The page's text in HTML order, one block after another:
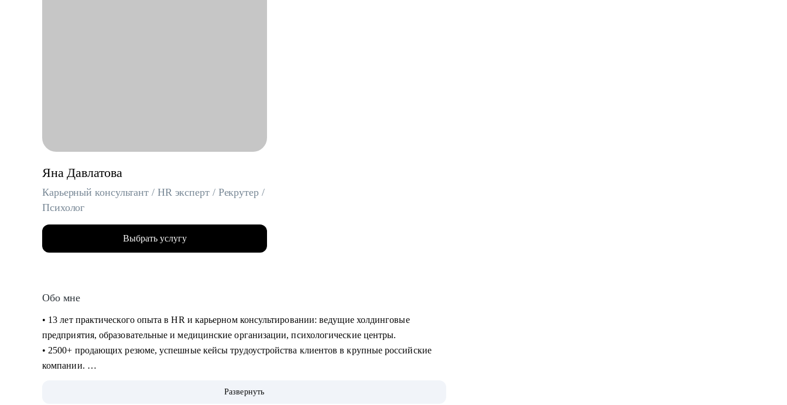
Яна Давлатова
Карьерный консультант / HR эксперт / Рекрутер /
Психолог
Выбрать услугу
Обо мне
• 13 лет практического опыта в HR и карьерном консультировании: ведущие холдинговые
предприятия, образовательные и медицинские организации, психологические центры.
• 2500+ продающих резюме, успешные кейсы трудоустройства клиентов в крупные российские
компании.
вы сможете посмотреть на себя «глазами рекрутера».
Развернуть